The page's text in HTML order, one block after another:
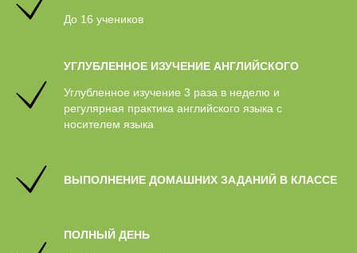
До 16 учеников
УГЛУБЛЕННОЕ ИЗУЧЕНИЕ АНГЛИЙСКОГО
Углубленное изучение 3 раза в неделю и
регулярная практика английского языка с
носителем языка
ВЫПОЛНЕНИЕ ДОМАШНИХ ЗАДАНИЙ В КЛАССЕ
ПОЛНЫЙ ДЕНЬ